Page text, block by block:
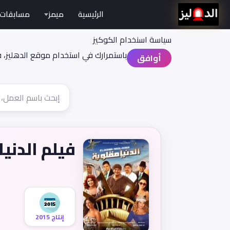
سياسة اسنخدام الكوكيز
أوافق
باستمرارك في استخدام موقع
الرئيسية ميمز
فيلم
إنتاج 2015